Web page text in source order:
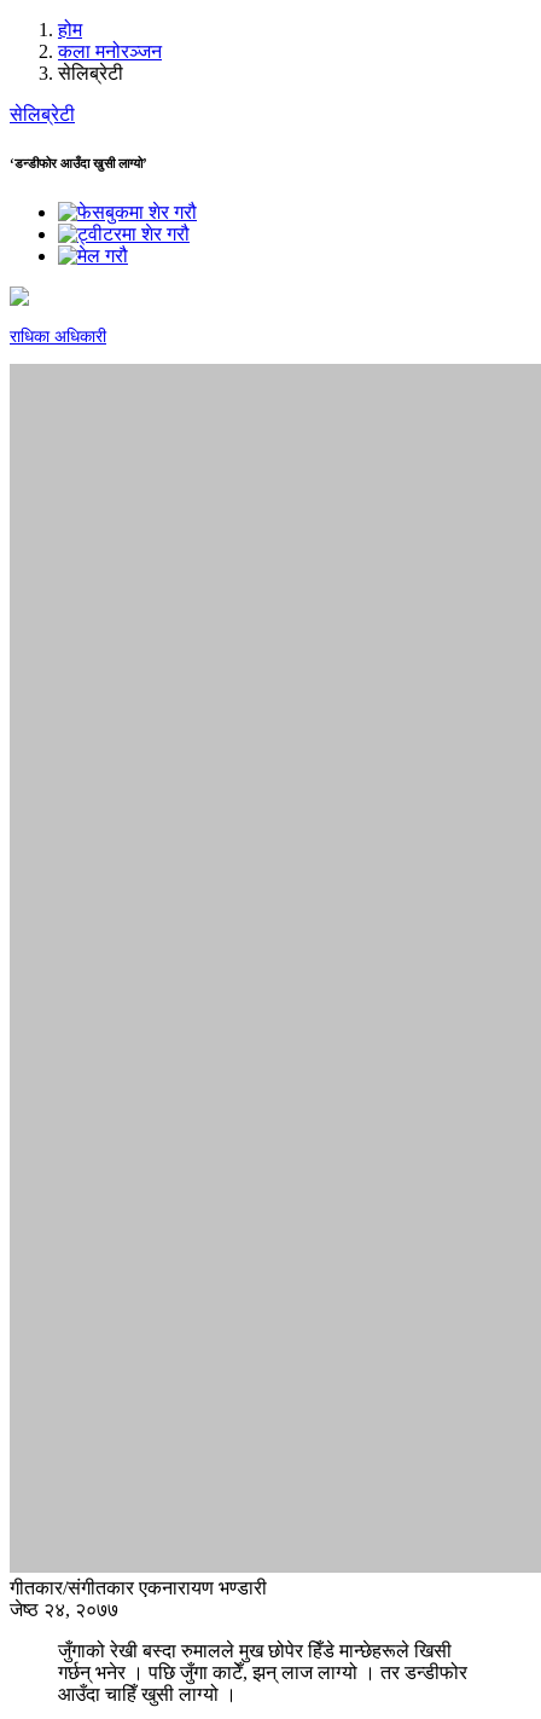
होम
कला मनोरञ्जन
सेलिब्रेटी
सेलिब्रेटी
‘डन्डीफोर आउँदा खुसी लाग्यो’
राधिका अधिकारी
गीतकार/संगीतकार एकनारायण भण्डारी
जेष्ठ २४, २०७७
जुँगाको रेखी बस्दा रुमालले मुख छोपेर हिँडे मान्छेहरूले खिसी
गर्छन् भनेर । पछि जुँगा काटेँ, झन् लाज लाग्यो । तर डन्डीफोर
आउँदा चाहिँ खुसी लाग्यो ।